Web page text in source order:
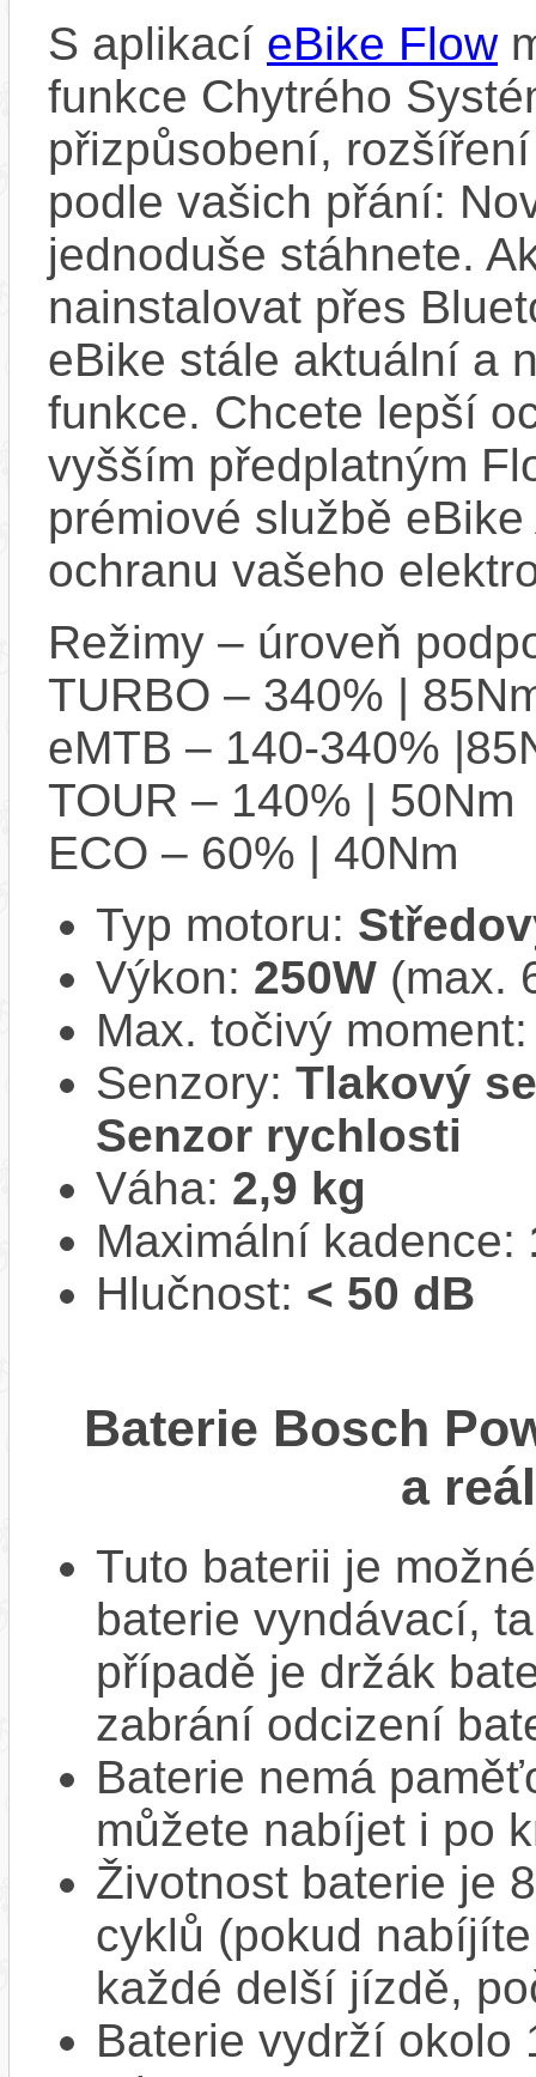
S aplikací eBike Flow
funkce Chytrého
přizpůsobení,
podle vašich přání:
jednoduše stáhnete.
nainstalovat přes
eBike stále aktuální a
funkce. Chcete lepší
vyšším předplatným
prémiové službě
ochranu vašeho
Režimy – úroveň
TURBO – 340% |
eMTB – 140-340%
TOUR – 140% | 50Nm
ECO – 60% | 40Nm
Typ motoru:
Výkon: 250W (max.
Max. točivý
Senzory: Tlakový
Senzor rychlosti
Váha: 2,9 kg
Maximální kadence:
Hlučnost: < 50 dB
Baterie Bosch
a
Tuto baterii je
baterie vyndávací,
případě je držák
zabrání odcizení
Baterie nemá
můžete nabíjet i po
Životnost baterie je
cyklů (pokud
každé delší jízdě,
Baterie vydrží okolo